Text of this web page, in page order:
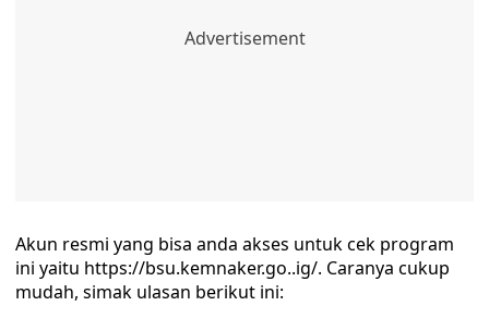
Akun resmi yang bisa anda akses untuk cek program
ini yaitu https://bsu.kemnaker.go..ig/. Caranya cukup
mudah, simak ulasan berikut ini: